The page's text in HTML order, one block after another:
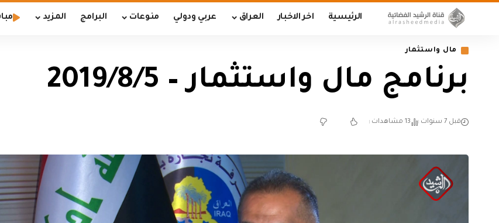
الرئيسية اخر الاخبار العراق عربي ودولي منوعات البرامج المزيد
مال واستثمار
برنامج مال واستثمار – 2019/8/5
قبل 7 سنوات 13 مشاهدات